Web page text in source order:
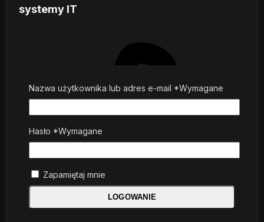
systemy IT
Nazwa użytkownika lub adres e-mail *Wymagane
Hasło *Wymagane
Zapamiętaj mnie
LOGOWANIE